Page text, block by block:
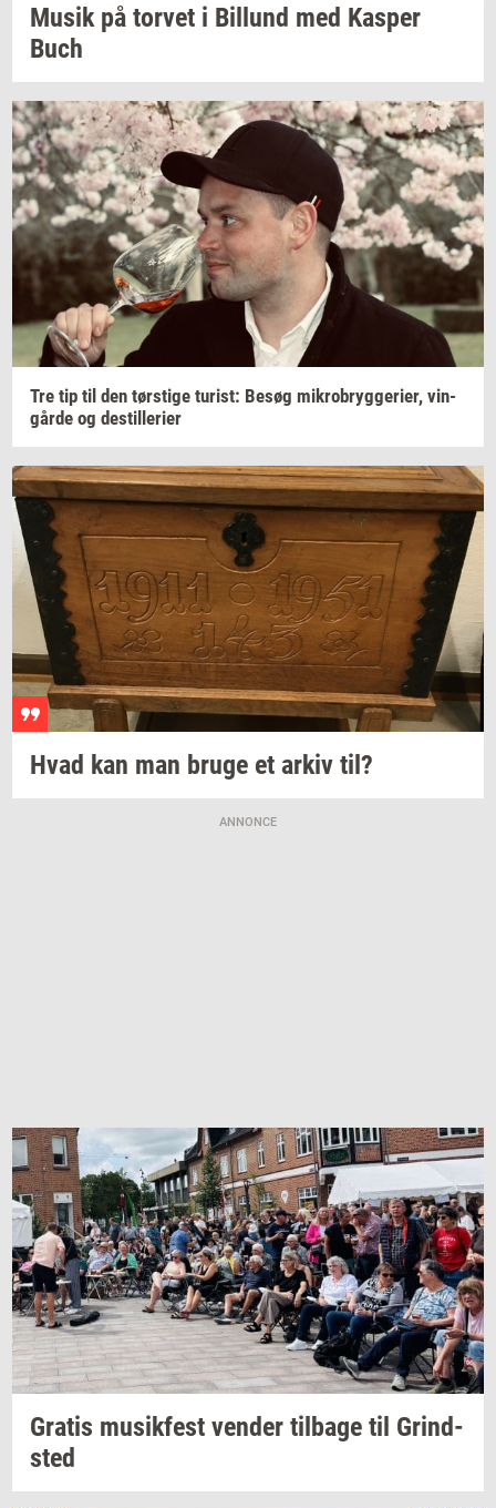
Musik på tor­vet i Bil­lund med Kas­per
Buch
Tre tip til den tørsti­ge turist: Besøg mi­kro­bryg­ge­ri­er, vin­
går­de og destil­le­ri­er
Hvad kan man bruge et arkiv til?
ANNONCE
Gra­tis mu­sik­fest ven­der til­ba­ge til Grind­
sted